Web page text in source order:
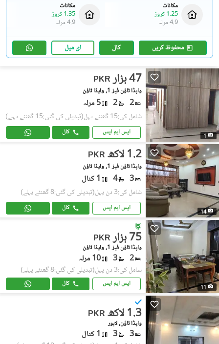
مکانات
1.25 کروڑ
4.9 مرلہ
مکانات
1.35 کروڑ
4.9 مرلہ
محفوظ کریں کال ای میل
1
PKR 47 ہزار
واپڈا ٹاؤن فیز 1, واپڈا ٹاؤن
2
2 5 مرلہ
شامل کی:15 گھنٹے پہل (تبدیلی کی گئی:15 گھنٹے پہلے)
ایس ایم ایس کال
14
PKR 1.2 لاکھ
واپڈا ٹاؤن فیز 1, واپڈا ٹاؤن
3
4 1 کنال
شامل کی:3 دن پہل (تبدیلی کی گئی:8 گھنٹے پہلے)
ایس ایم ایس کال
11
PKR 75 ہزار
واپڈا ٹاؤن فیز 1, واپڈا ٹاؤن
2
3 10 مرلہ
شامل کی:3 دن پہل (تبدیلی کی گئی:8 گھنٹے پہلے)
ایس ایم ایس کال
PKR 1.3 لاکھ
واپڈا ٹاؤن, لاہور
3
3 1 کنال